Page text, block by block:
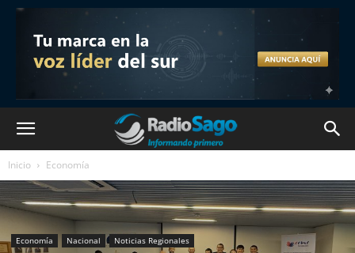
Inicio Economía
Economía Nacional Noticias Regionales